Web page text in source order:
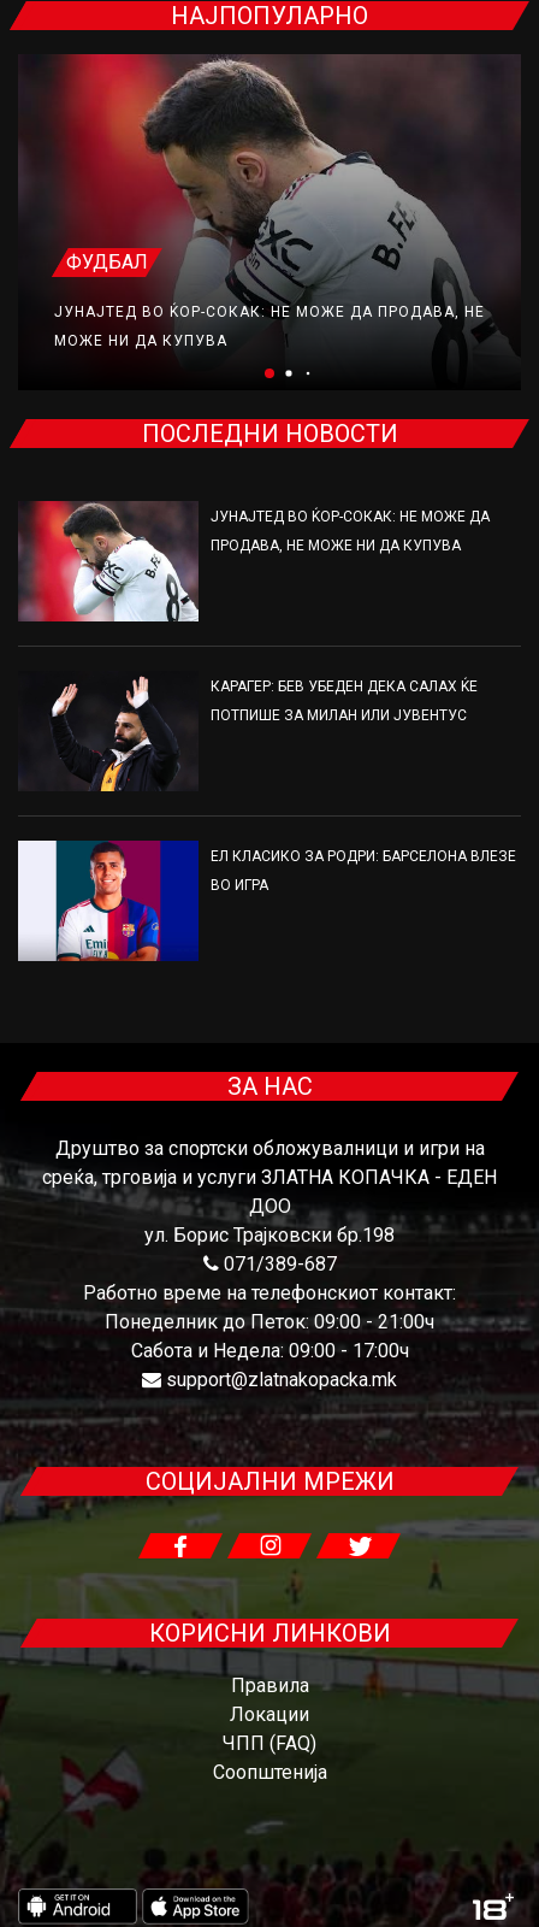
НАЈПОПУЛАРНО
ФУДБАЛ
ЈУНАЈТЕД ВО ЌОР-СОКАК: НЕ МОЖЕ ДА ПРОДАВА, НЕ
МОЖЕ НИ ДА КУПУВА
ПОСЛЕДНИ НОВОСТИ
ЈУНАЈТЕД ВО ЌОР-СОКАК: НЕ МОЖЕ ДА
ПРОДАВА, НЕ МОЖЕ НИ ДА КУПУВА
КАРАГЕР: БЕВ УБЕДЕН ДЕКА САЛАХ ЌЕ
ПОТПИШЕ ЗА МИЛАН ИЛИ ЈУВЕНТУС
ЕЛ КЛАСИКО ЗА РОДРИ: БАРСЕЛОНА ВЛЕЗЕ
ВО ИГРА
ЗА НАС
Друштво за спортски обложувалници и игри на
среќа, трговија и услуги ЗЛАТНА КОПАЧКА - ЕДЕН
ДОО
ул. Борис Трајковски бр.198
071/389-687
Работно време на телефонскиот контакт:
Понеделник до Петок: 09:00 - 21:00ч
Сабота и Недела: 09:00 - 17:00ч
support@zlatnakopacka.mk
СОЦИЈАЛНИ МРЕЖИ
КОРИСНИ ЛИНКОВИ
Правила
Локации
ЧПП (FAQ)
Соопштенија